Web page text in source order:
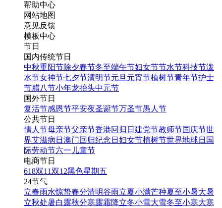
帮助中心
网站地图
意见反馈
模板中心
节日
国内传统节日
中秋重阳节除夕春节冬至端午节妇女节节水节科技节泼
水节女神节七夕节清明节元旦 元宵节植树节青年节护士
节腊八节小年龙抬头中元节
国外节日
复活节感恩节平安夜圣诞节万圣节愚人节
公共节日
情人节母亲节父亲节香港回归日 建党节教师节国庆节世
界艾滋病日 澳门回归纪念日 妇女节植树节世界地球日 国
际劳动节六一儿童节
电商节日
618双11双12黑色星期五
24节气
立春雨水惊蛰春分清明谷雨立夏小满芒种夏至小暑大暑
立秋处暑白露秋分寒露霜降立冬小雪大雪冬至小寒大寒